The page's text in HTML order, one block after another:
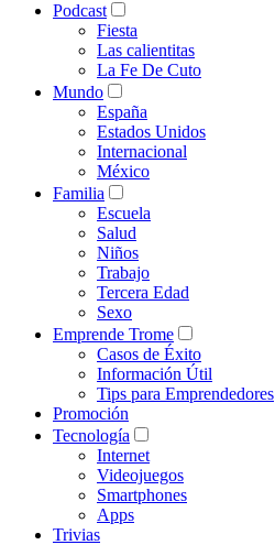
Podcast
Fiesta
Las calientitas
La Fe De Cuto
Mundo
España
Estados Unidos
Internacional
México
Familia
Escuela
Salud
Niños
Trabajo
Tercera Edad
Sexo
Emprende Trome
Casos de Éxito
Información Útil
Tips para Emprendedores
Promoción
Tecnología
Internet
Videojuegos
Smartphones
Apps
Trivias